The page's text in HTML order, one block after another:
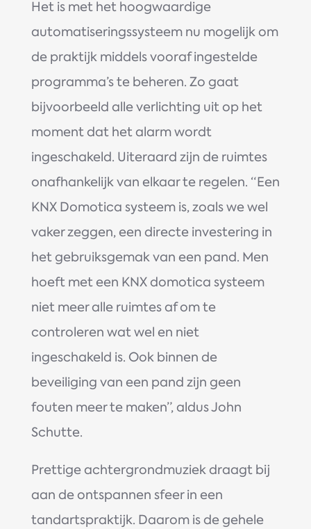
Het is met het hoogwaardige
automatiseringssysteem nu mogelijk om
de praktijk middels vooraf ingestelde
programma’s te beheren. Zo gaat
bijvoorbeeld alle verlichting uit op het
moment dat het alarm wordt
ingeschakeld. Uiteraard zijn de ruimtes
onafhankelijk van elkaar te regelen. “Een
KNX Domotica systeem is, zoals we wel
vaker zeggen, een directe investering in
het gebruiksgemak van een pand. Men
hoeft met een KNX domotica systeem
niet meer alle ruimtes af om te
controleren wat wel en niet
ingeschakeld is. Ook binnen de
beveiliging van een pand zijn geen
fouten meer te maken”, aldus John
Schutte.
Prettige achtergrondmuziek draagt bij
aan de ontspannen sfeer in een
tandartspraktijk. Daarom is de gehele